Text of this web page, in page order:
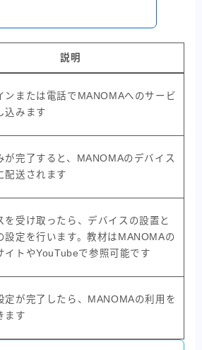
説明
ンまたは電話でMANOMAへのサービ
込みます
が完了すると、MANOMAのデバイス
配送されます
を受け取ったら、デバイスの設置と
設定を行います。教材はMANOMAの
イトやYouTubeで参照可能です
定が完了したら、MANOMAの利用を
ます